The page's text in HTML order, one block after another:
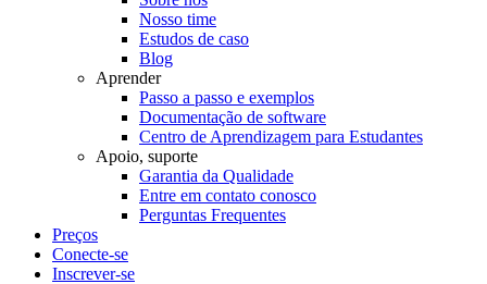
Nosso time
Estudos de caso
Blog
Aprender
Passo a passo e exemplos
Documentação de software
Centro de Aprendizagem para Estudantes
Apoio, suporte
Garantia da Qualidade
Entre em contato conosco
Perguntas Frequentes
Preços
Conecte-se
Inscrever-se